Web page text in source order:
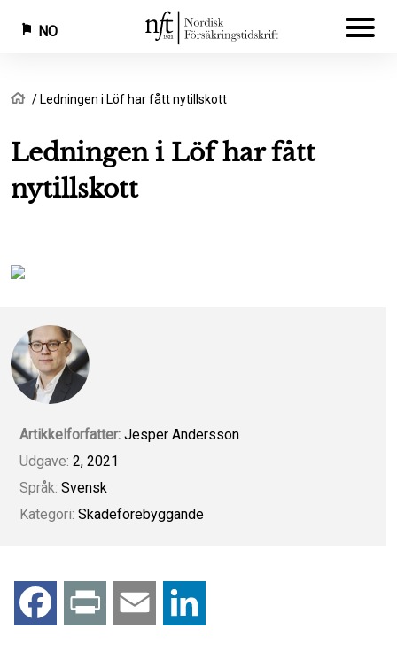
Hopp
hovedinnhold
NO
Navigasjonssti
Hjem
Ledningen i Löf har fått nytillskott
Ledningen i Löf har fått
nytillskott
Artikkelforfatter: Jesper Andersson
Udgave: 2, 2021
Språk: Svensk
Kategori: Skadeförebyggande